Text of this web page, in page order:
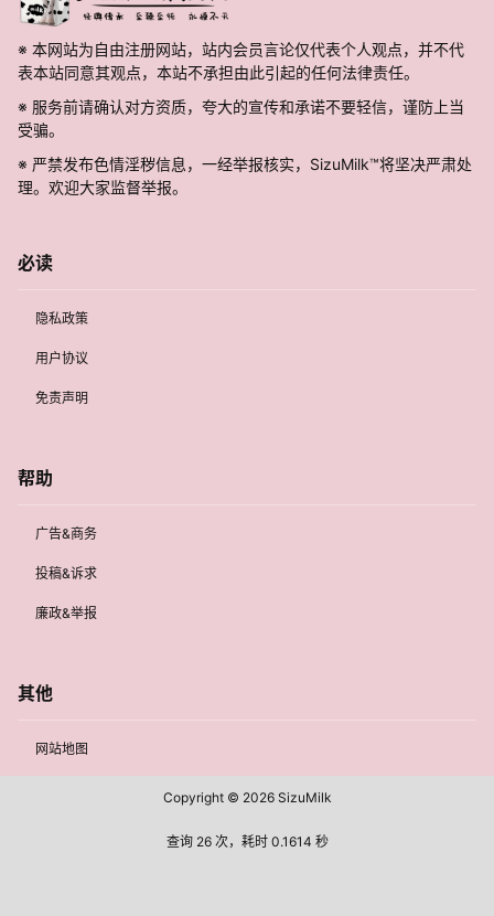
※ 本网站为自由注册网站，站内会员言论仅代表个人观点，并不代
表本站同意其观点，本站不承担由此引起的任何法律责任。
※ 服务前请确认对方资质，夸大的宣传和承诺不要轻信，谨防上当
受骗。
※ 严禁发布色情淫秽信息，一经举报核实，SizuMilk™将坚决严肃处
理。欢迎大家监督举报。
必读
隐私政策
用户协议
免责声明
帮助
广告&商务
投稿&诉求
廉政&举报
其他
网站地图
Copyright © 2026SizuMilk
查询 26 次，耗时 0.1614 秒